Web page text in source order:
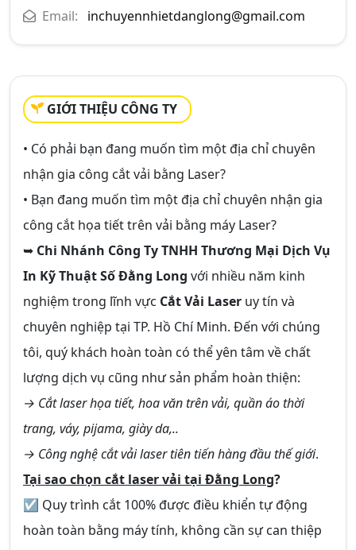
Email:
inchuyennhietdanglong@gmail.com
GIỚI THIỆU CÔNG TY
• Có phải bạn đang muốn tìm một địa chỉ chuyên
nhận gia công cắt vải bằng Laser?
• Bạn đang muốn tìm một địa chỉ chuyên nhận gia
công cắt họa tiết trên vải bằng máy Laser?
➥ Chi Nhánh Công Ty TNHH Thương Mại Dịch Vụ
In Kỹ Thuật Số Đằng Long với nhiều năm kinh
nghiệm trong lĩnh vực Cắt Vải Laser uy tín và
chuyên nghiệp tại TP. Hồ Chí Minh. Đến với chúng
tôi, quý khách hoàn toàn có thể yên tâm về chất
lượng dịch vụ cũng như sản phẩm hoàn thiện:
→ Cắt laser họa tiết, hoa văn trên vải, quần áo thời
trang, váy, pijama, giày da,..
→ Công nghệ cắt vải laser tiên tiến hàng đầu thế giới.
Tại sao chọn cắt laser vải tại Đằng Long?
☑ Quy trình cắt 100% được điều khiển tự động
hoàn toàn bằng máy tính, không cần sự can thiệp